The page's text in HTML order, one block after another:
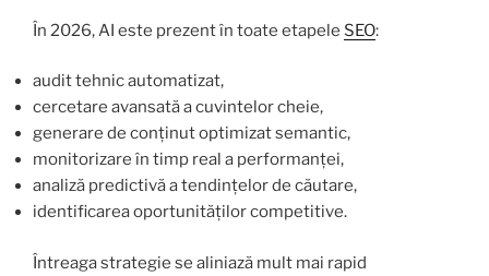
În 2026, AI este prezent în toate etapele SEO:
audit tehnic automatizat,
cercetare avansată a cuvintelor cheie,
generare de conținut optimizat semantic,
monitorizare în timp real a performanței,
analiză predictivă a tendințelor de căutare,
identificarea oportunităților competitive.
Întreaga strategie se aliniază mult mai rapid